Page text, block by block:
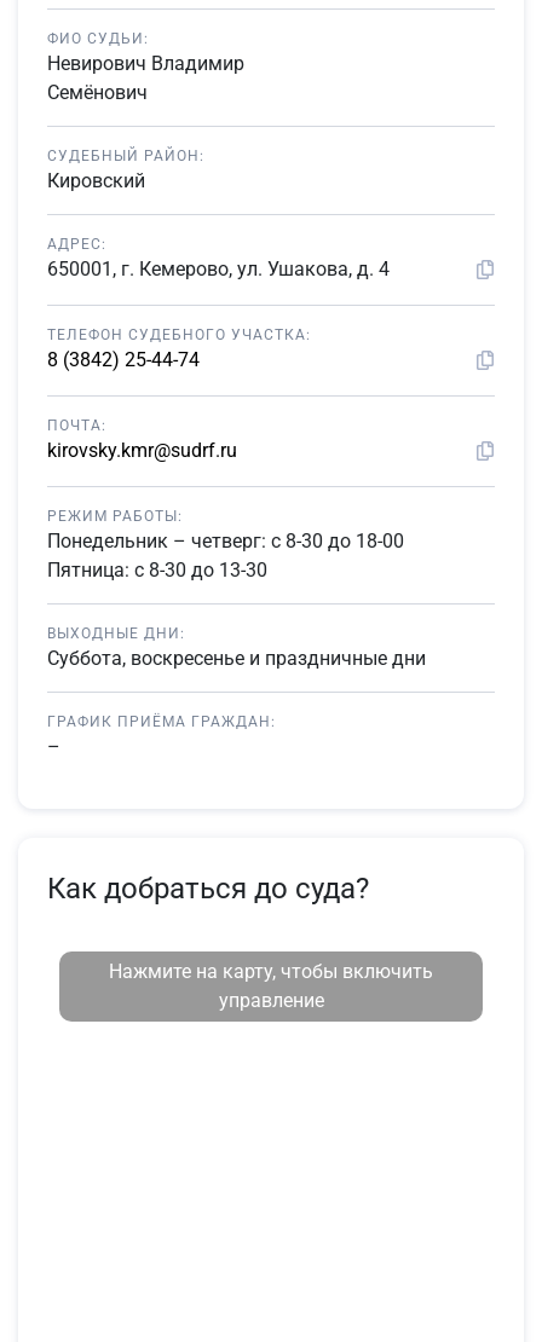
ФИО СУДЬИ:
Невирович Владимир
Семёнович
СУДЕБНЫЙ РАЙОН:
Кировский
АДРЕС:
650001, г. Кемерово, ул. Ушакова, д. 4
ТЕЛЕФОН СУДЕБНОГО УЧАСТКА:
8 (3842) 25-44-74
ПОЧТА:
kirovsky.kmr@sudrf.ru
РЕЖИМ РАБОТЫ:
Понедельник – четверг: с 8-30 до 18-00
Пятница: с 8-30 до 13-30
ВЫХОДНЫЕ ДНИ:
Суббота, воскресенье и праздничные дни
ГРАФИК ПРИЁМА ГРАЖДАН:
–
Как добраться до суда?
Нажмите на карту, чтобы включить
управление